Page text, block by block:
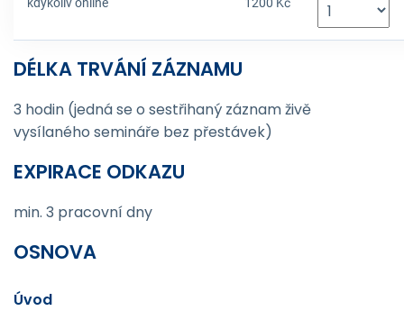
DÉLKA TRVÁNÍ ZÁZNAMU
3 hodin (jedná se o sestřihaný záznam živě
vysílaného semináře bez přestávek)
EXPIRACE ODKAZU
min. 3 pracovní dny
OSNOVA
Úvod